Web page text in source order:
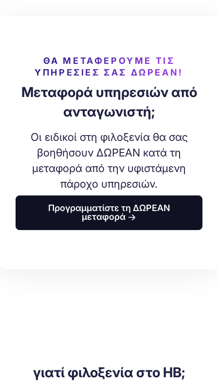
ΘΑ ΜΕΤΑΦΈΡΟΥΜΕ ΤΙΣ
ΥΠΗΡΕΣΊΕΣ ΣΑΣ ΔΩΡΕΑΝ!
Μεταφορά υπηρεσιών από
ανταγωνιστή;
Οι ειδικοί στη φιλοξενία θα σας
βοηθήσουν ΔΩΡΕΑΝ κατά τη
μεταφορά από την υφιστάμενη
πάροχο υπηρεσιών.
Προγραμματίστε τη ΔΩΡΕΑΝ
μεταφορά
γιατί φιλοξενία στo ΗΒ;